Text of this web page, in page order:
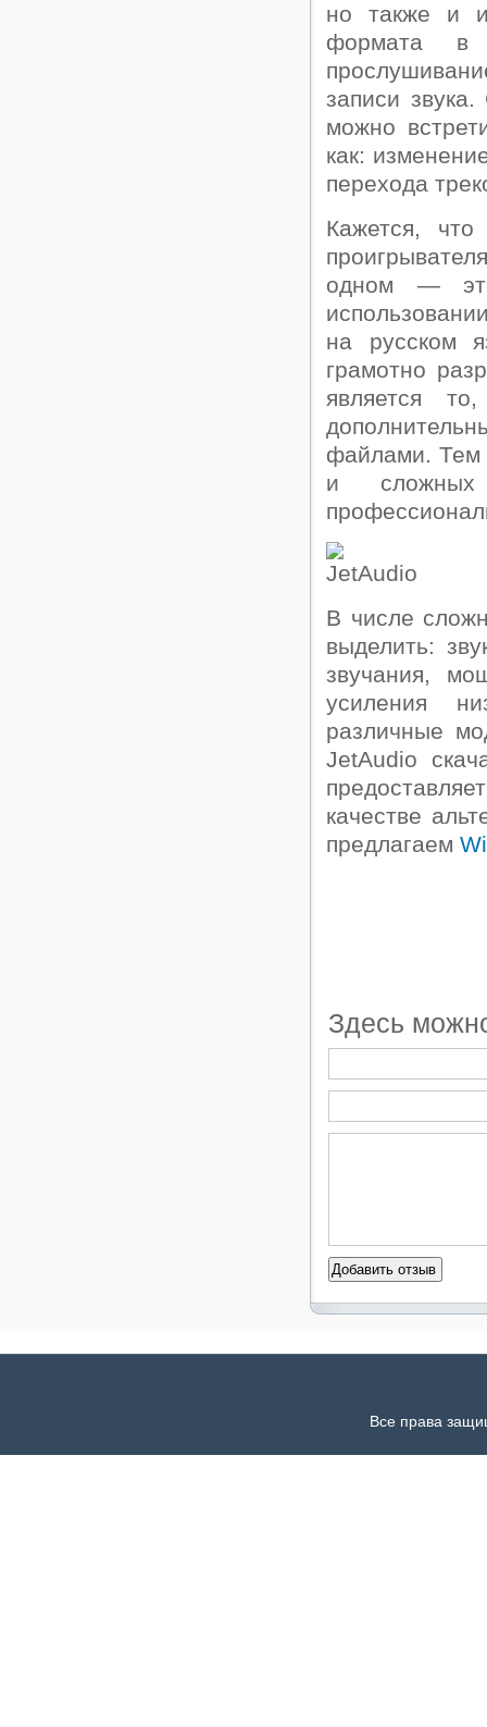
но также и
формата в
записи
можно
как:
перехода
Кажется, что
одном —
на русском
грамотно
является
файлами. Тем
и сложных
В числе
выделить:
звучания,
усиления
различные
JetAudio
качестве
предлагаем
Здесь
Все права